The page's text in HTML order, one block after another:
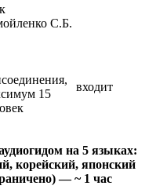
С.Б.
15
входит
на 5 языках:
корейский, японский
— ~ 1 час